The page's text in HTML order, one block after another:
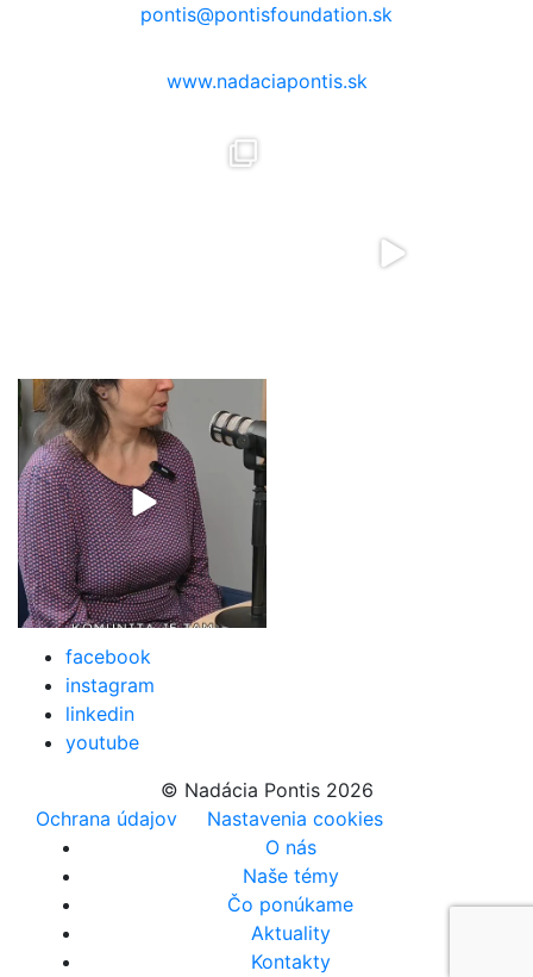
pontis@pontisfoundation.sk
www.nadaciapontis.sk
facebook
instagram
linkedin
youtube
© Nadácia Pontis 2026
Ochrana údajov
Nastavenia cookies
O nás
Naše témy
Čo ponúkame
Aktuality
Kontakty